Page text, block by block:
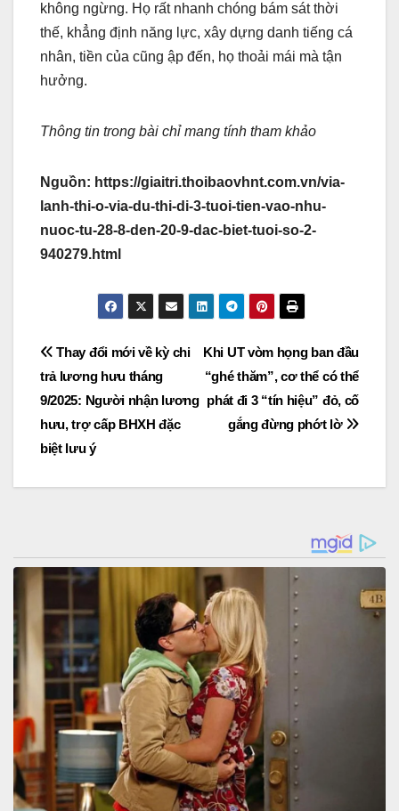
không ngừng. Họ rất nhanh chóng bám sát thời
thế, khẳng định năng lực, xây dựng danh tiếng cá
nhân, tiền của cũng ập đến, họ thoải mái mà tận
hưởng.
Thông tin trong bài chỉ mang tính tham khảo
Nguồn: https://giaitri.thoibaovhnt.com.vn/via-
lanh-thi-o-via-du-thi-di-3-tuoi-tien-vao-nhu-
nuoc-tu-28-8-den-20-9-dac-biet-tuoi-so-2-
940279.html
Post
navigation
Khi UT vòm họng ban đầu
“ghé thăm”, cơ thể có thể
phát đi 3 “tín hiệu” đỏ, cố
gắng đừng phớt lờ
Thay đổi mới về kỳ chi
trả lương hưu tháng
9/2025: Người nhận lương
hưu, trợ cấp BHXH đặc
biệt lưu ý